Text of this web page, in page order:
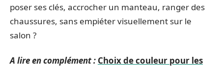
poser ses clés, accrocher un manteau, ranger des
chaussures, sans empiéter visuellement sur le
salon ?
A lire en complément : Choix de couleur pour les